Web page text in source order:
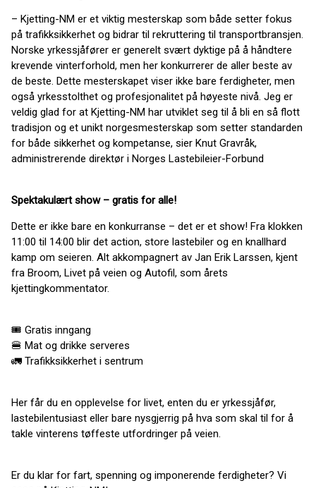
– Kjetting-NM er et viktig mesterskap som både setter fokus
på trafikksikkerhet og bidrar til rekruttering til transportbransjen.
Norske yrkessjåfører er generelt svært dyktige på å håndtere
krevende vinterforhold, men her konkurrerer de aller beste av
de beste. Dette mesterskapet viser ikke bare ferdigheter, men
også yrkesstolthet og profesjonalitet på høyeste nivå. Jeg er
veldig glad for at Kjetting-NM har utviklet seg til å bli en så flott
tradisjon og et unikt norgesmesterskap som setter standarden
for både sikkerhet og kompetanse, sier Knut Gravråk,
administrerende direktør i Norges Lastebileier-Forbund
Spektakulært show – gratis for alle!
Dette er ikke bare en konkurranse – det er et show! Fra klokken
11:00 til 14:00 blir det action, store lastebiler og en knallhard
kamp om seieren. Alt akkompagnert av Jan Erik Larssen, kjent
fra Broom, Livet på veien og Autofil, som årets
kjettingkommentator.
🎟 Gratis inngang
🍔 Mat og drikke serveres
🚛 Trafikksikkerhet i sentrum
Her får du en opplevelse for livet, enten du er yrkessjåfør,
lastebilentusiast eller bare nysgjerrig på hva som skal til for å
takle vinterens tøffeste utfordringer på veien.
Er du klar for fart, spenning og imponerende ferdigheter? Vi